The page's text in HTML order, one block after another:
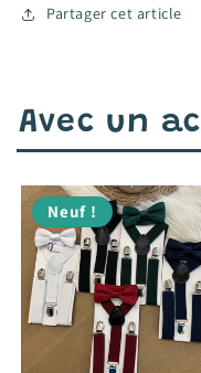
Partager cet article
Avec un
Neuf !